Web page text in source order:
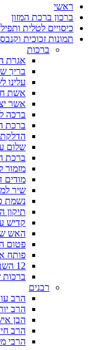
ראשי
ברכון ברכת המזון
כיסויים לטלית
תמונות זכוכית וקנבס
ברכות
אגרת
בריך
עלינו
אשת
אשר
ברכה
ברכת
הדלקת
שלום
ברכת
מזמור
מודים
שיר
נשמת
תיקון
קדיש
האש
פטום
פותח
12 השבטים
ברכות
רבנים
הרב
הרב
הבן
הרב
הרבי